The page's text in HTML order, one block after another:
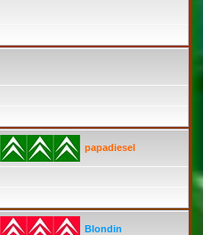
papadiesel
Blondin